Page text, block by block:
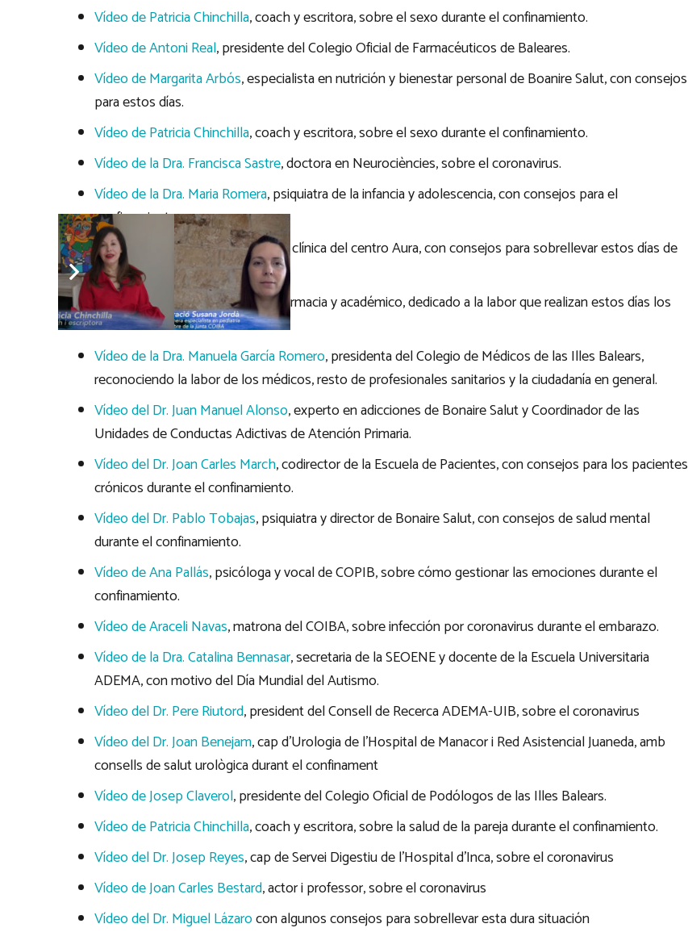
Vídeo de Patricia Chinchilla, coach y escritora, sobre el sexo durante el confinamiento.
Vídeo de Antoni Real, presidente del Colegio Oficial de Farmacéuticos de Baleares.
Vídeo de Margarita Arbós, especialista en nutrición y bienestar personal de Boanire Salut, con consejos
para estos días.
Vídeo de Patricia Chinchilla, coach y escritora, sobre el sexo durante el confinamiento.
Vídeo de la Dra. Francisca Sastre, doctora en Neurociències, sobre el coronavirus.
Vídeo de la Dra. Maria Romera, psiquiatra de la infancia y adolescencia, con consejos para el
confinamiento.
Vídeo de Laura Agüero, psicóloga clínica del centro Aura, con consejos para sobrellevar estos días de
confinamiento.
Vídeo de Joan March, doctor en farmacia y académico, dedicado a la labor que realizan estos días los
farmacéuticos
Vídeo de la Dra. Manuela García Romero, presidenta del Colegio de Médicos de las Illes Balears,
reconociendo la labor de los médicos, resto de profesionales sanitarios y la ciudadanía en general.
Vídeo del Dr. Juan Manuel Alonso, experto en adicciones de Bonaire Salut y Coordinador de las
Unidades de Conductas Adictivas de Atención Primaria.
Vídeo del Dr. Joan Carles March, codirector de la Escuela de Pacientes, con consejos para los pacientes
crónicos durante el confinamiento.
Vídeo del Dr. Pablo Tobajas, psiquiatra y director de Bonaire Salut, con consejos de salud mental
durante el confinamiento.
Vídeo de Ana Pallás, psicóloga y vocal de COPIB, sobre cómo gestionar las emociones durante el
confinamiento.
Vídeo de Araceli Navas, matrona del COIBA, sobre infección por coronavirus durante el embarazo.
Vídeo de la Dra. Catalina Bennasar, secretaria de la SEOENE y docente de la Escuela Universitaria
ADEMA, con motivo del Día Mundial del Autismo.
Vídeo del Dr. Pere Riutord, president del Consell de Recerca ADEMA-UIB, sobre el coronavirus
Vídeo del Dr. Joan Benejam, cap d’Urologia de l’Hospital de Manacor i Red Asistencial Juaneda, amb
consells de salut urològica durant el confinament
Vídeo de Josep Claverol, presidente del Colegio Oficial de Podólogos de las Illes Balears.
Vídeo de Patricia Chinchilla, coach y escritora, sobre la salud de la pareja durante el confinamiento.
Vídeo del Dr. Josep Reyes, cap de Servei Digestiu de l’Hospital d’Inca, sobre el coronavirus
Vídeo de Joan Carles Bestard, actor i professor, sobre el coronavirus
Vídeo del Dr. Miguel Lázarocon algunos consejos para sobrellevar esta dura situación